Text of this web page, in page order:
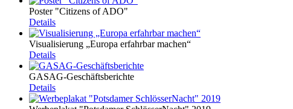
Poster "Citizens of ADO"
Details
Visualisierung „Europa erfahrbar machen“
Details
GASAG-Geschäftsberichte
Details